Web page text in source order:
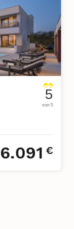
5
von 5
6.091 €